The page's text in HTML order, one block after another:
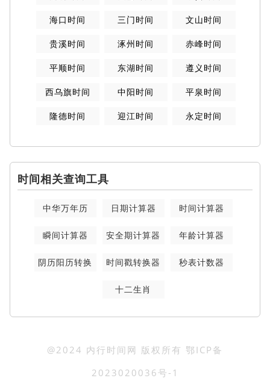
海口时间 三门时间 文山时间
贵溪时间 涿州时间 赤峰时间
平顺时间 东湖时间 遵义时间
西乌旗时间 中阳时间 平泉时间
隆德时间 迎江时间 永定时间
时间相关查询工具
中华万年历 日期计算器 时间计算器
瞬间计算器 安全期计算器 年龄计算器
阴历阳历转换 时间戳转换器 秒表计数器
十二生肖
@2024 内行时间网 版权所有 鄂ICP备
2023020036号-1